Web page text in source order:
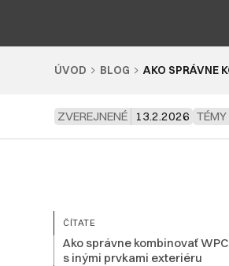
ÚVOD BLOG AKO SPRÁVNE
ZVEREJNENÉ 13.2.2026 TÉMY
ČÍTATE
Ako správne kombinovať
s inými prvkami exteriéru